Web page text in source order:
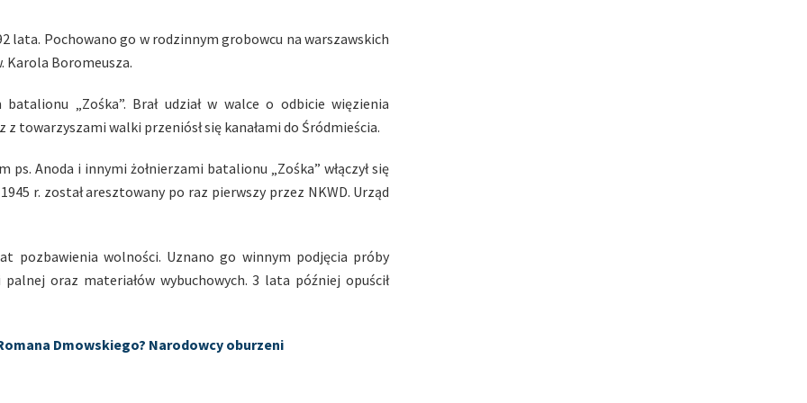
lata. Pochowano go w rodzinnym grobowcu na warszawskich
Karola Boromeusza.
„Zośka”. Brał udział w walce o odbicie więzienia
towarzyszami walki przeniósł się kanałami do Śródmieścia.
Anoda i innymi żołnierzami batalionu „Zośka” włączył się
r. został aresztowany po raz pierwszy przez NKWD. Urząd
pozbawienia wolności. Uznano go winnym podjęcia próby
oraz materiałów wybuchowych. 3 lata później opuścił
Dmowskiego? Narodowcy oburzeni